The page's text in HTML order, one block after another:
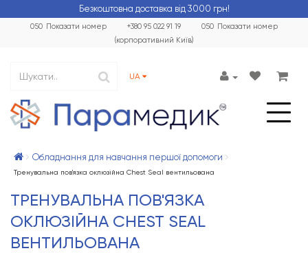
Безкоштовна доставка від 3000 грн!
050 Показати номер
050 Показати номер
+380 95 022 91 19
(корпоративний Київ)
UA
Обладнання для навчання першої допомоги
Тренувальна пов'язка оклюзійна Chest Seal вентильована
ТРЕНУВАЛЬНА ПОВ'ЯЗКА
ОКЛЮЗІЙНА CHEST SEAL
ВЕНТИЛЬОВАНА